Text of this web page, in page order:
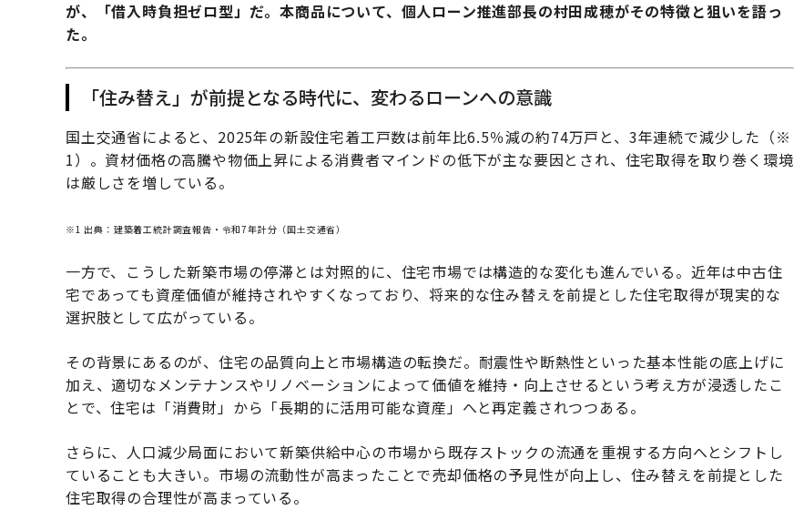
が、「借入時負担ゼロ型」だ。本商品について、個人ローン推進部長の村田成穂がその特徴と狙いを語っ
た。
「住み替え」が前提となる時代に、変わるローンへの意識
国土交通省によると、2025年の新設住宅着工戸数は前年比6.5％減の約74万戸と、3年連続で減少した（※
1）。資材価格の高騰や物価上昇による消費者マインドの低下が主な要因とされ、住宅取得を取り巻く環境
は厳しさを増している。
※1 出典：建築着工統計調査報告・令和7年計分（国土交通省）
一方で、こうした新築市場の停滞とは対照的に、住宅市場では構造的な変化も進んでいる。近年は中古住
宅であっても資産価値が維持されやすくなっており、将来的な住み替えを前提とした住宅取得が現実的な
選択肢として広がっている。
その背景にあるのが、住宅の品質向上と市場構造の転換だ。耐震性や断熱性といった基本性能の底上げに
加え、適切なメンテナンスやリノベーションによって価値を維持・向上させるという考え方が浸透したこ
とで、住宅は「消費財」から「長期的に活用可能な資産」へと再定義されつつある。
さらに、人口減少局面において新築供給中心の市場から既存ストックの流通を重視する方向へとシフトし
ていることも大きい。市場の流動性が高まったことで売却価格の予見性が向上し、住み替えを前提とした
住宅取得の合理性が高まっている。